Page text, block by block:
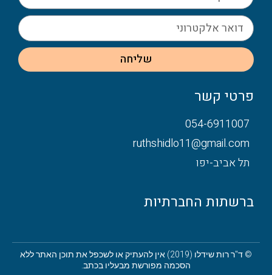
שליחה
פרטי קשר
054-6911007
ruthshidlo11@gmail.com
תל אביב-יפו
ברשתות החברתיות
© ד"ר רות שידלו (2019) אין להעתיק או לשכפל את תוכן האתר ללא
הסכמה מפורשת מבעליו בכתב.